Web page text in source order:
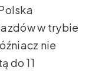
w trybie
nie
do 11